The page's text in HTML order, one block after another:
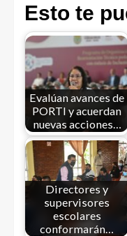
Esto te
Evalúan avances de
PORTI y acuerdan
nuevas acciones…
Directores y
supervisores
escolares
conformarán…